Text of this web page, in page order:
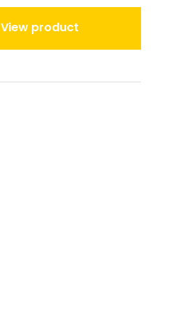
View product